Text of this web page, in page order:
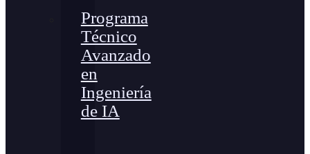
Programa
Técnico
Avanzado
en
Ingeniería
de IA